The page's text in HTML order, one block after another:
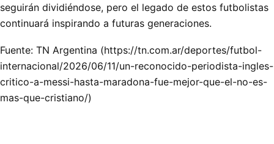
seguirán dividiéndose, pero el legado de estos futbolistas
continuará inspirando a futuras generaciones.
Fuente: TN Argentina (https://tn.com.ar/deportes/futbol-
internacional/2026/06/11/un-reconocido-periodista-ingles-
critico-a-messi-hasta-maradona-fue-mejor-que-el-no-es-
mas-que-cristiano/)